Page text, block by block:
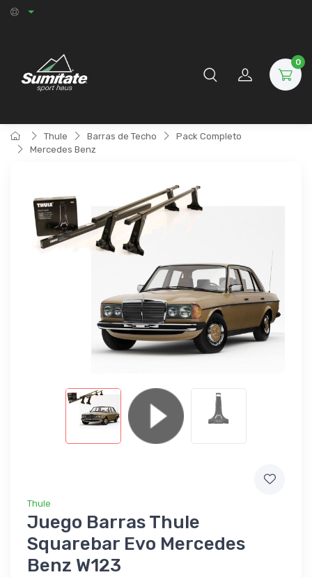
0
Thule Barras de Techo
Pack Completo
Mercedes Benz
Thule
Juego Barras Thule
Squarebar Evo Mercedes
Benz W123